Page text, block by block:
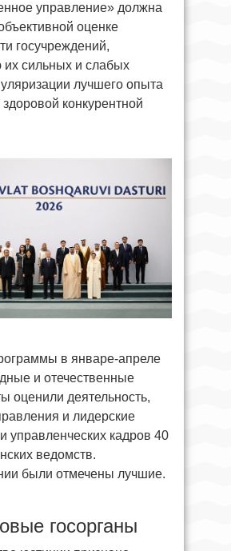
управление» должна
оценке
госучреждений,
сильных и слабых
лучшего опыта
конкурентной
в январе-апреле
и отечественные
оценили деятельность,
и лидерские
управленческих кадров 40
ведомств.
были отмечены лучшие.
госорганы